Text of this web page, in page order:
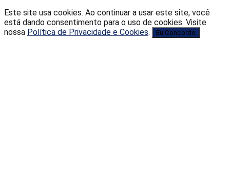
Este site usa cookies. Ao continuar a usar este site, você
está dando consentimento para o uso de cookies. Visite
nossa Política de Privacidade e Cookies. Eu Concordo